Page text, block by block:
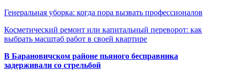
Генеральная уборка: когда пора вызвать профессионалов
Косметический ремонт или капитальный переворот: как
выбрать масштаб работ в своей квартире
В Барановичском районе пьяного бесправника
задерживали со стрельбой